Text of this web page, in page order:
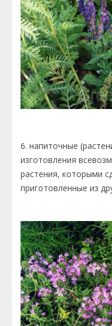
6. напиточные
изготовления
растения, которыми
приготовленные из